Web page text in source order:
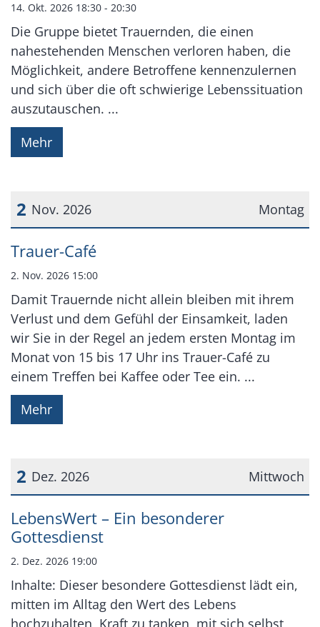
14. Okt. 2026 18:30 - 20:30
Die Gruppe bietet Trauernden, die einen
nahestehenden Menschen verloren haben, die
Möglichkeit, andere Betroffene kennenzulernen
und sich über die oft schwierige Lebenssituation
auszutauschen. ...
Mehr
Montag
2 Nov. 2026
Datum: 2. November 2026
Trauer-Café
2. Nov. 2026 15:00
Damit Trauernde nicht allein bleiben mit ihrem
Verlust und dem Gefühl der Einsamkeit, laden
wir Sie in der Regel an jedem ersten Montag im
Monat von 15 bis 17 Uhr ins Trauer-Café zu
einem Treffen bei Kaffee oder Tee ein. ...
Mehr
Mittwoch
2 Dez. 2026
Datum: 2. Dezember 2026
LebensWert – Ein besonderer
Gottesdienst
2. Dez. 2026 19:00
Inhalte: Dieser besondere Gottesdienst lädt ein,
mitten im Alltag den Wert des Lebens
hochzuhalten, Kraft zu tanken, mit sich selbst,